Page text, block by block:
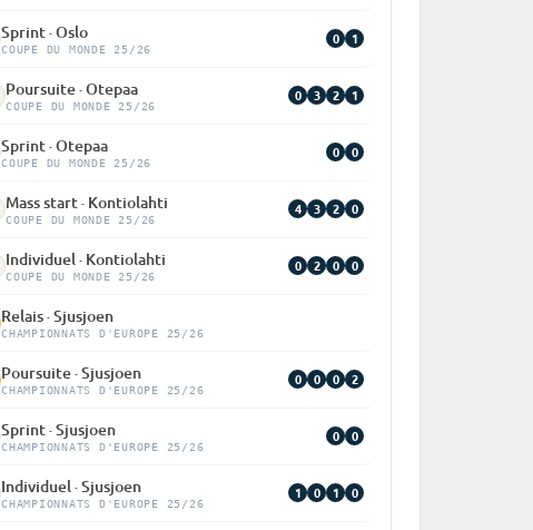
Sprint · Oslo
COUPE DU MONDE 25/26
0 1
Poursuite · Otepaa
COUPE DU MONDE 25/26
0 3 2 1
Sprint · Otepaa
COUPE DU MONDE 25/26
0 0
Mass start · Kontiolahti
COUPE DU MONDE 25/26
4 3 2 0
Individuel · Kontiolahti
COUPE DU MONDE 25/26
0 2 0 0
Relais · Sjusjoen
CHAMPIONNATS D'EUROPE 25/26
Poursuite · Sjusjoen
CHAMPIONNATS D'EUROPE 25/26
0 0 0 2
Sprint · Sjusjoen
CHAMPIONNATS D'EUROPE 25/26
0 0
Individuel · Sjusjoen
CHAMPIONNATS D'EUROPE 25/26
1 0 1 0